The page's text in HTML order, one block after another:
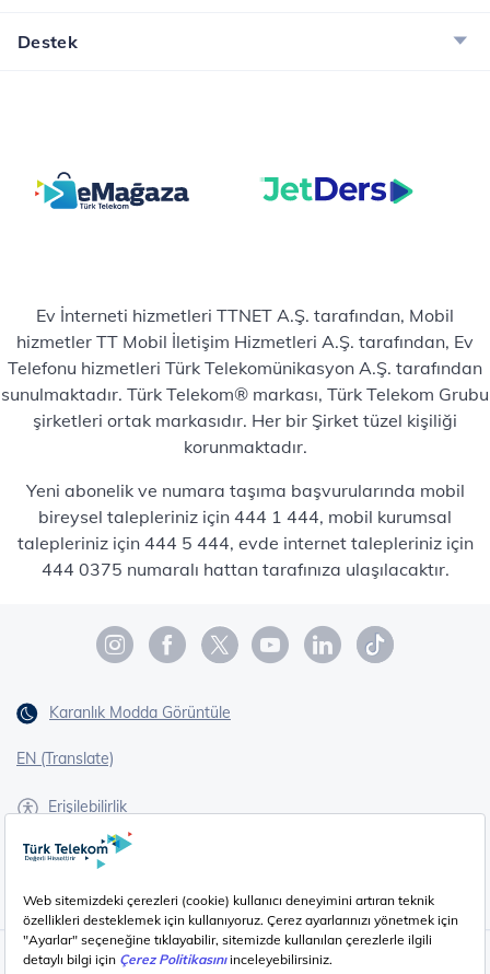
Destek
Ev İnterneti hizmetleri TTNET A.Ş. tarafından, Mobil
hizmetler TT Mobil İletişim Hizmetleri A.Ş. tarafından, Ev
Telefonu hizmetleri Türk Telekomünikasyon A.Ş. tarafından
sunulmaktadır. Türk Telekom® markası, Türk Telekom Grubu
şirketleri ortak markasıdır. Her bir Şirket tüzel kişiliği
korunmaktadır.
Yeni abonelik ve numara taşıma başvurularında mobil
bireysel talepleriniz için 444 1 444, mobil kurumsal
talepleriniz için 444 5 444, evde internet talepleriniz için
444 0375 numaralı hattan tarafınıza ulaşılacaktır.
Karanlık Modda Görüntüle
EN (Translate)
Erişilebilirlik
İşaret Dili Çevirisi